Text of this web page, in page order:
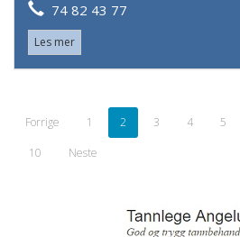
74 82 43 77
Les mer
Forrige 1 2 3 4 5
10
Neste